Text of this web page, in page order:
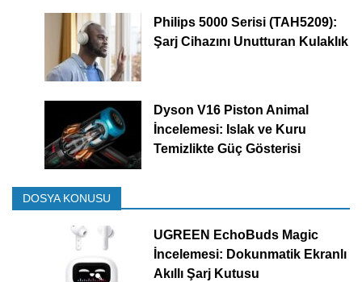
Philips 5000 Serisi (TAH5209):
Şarj Cihazını Unutturan Kulaklık
Dyson V16 Piston Animal
İncelemesi: Islak ve Kuru
Temizlikte Güç Gösterisi
DOSYA KONUSU
UGREEN EchoBuds Magic
İncelemesi: Dokunmatik Ekranlı
Akıllı Şarj Kutusu